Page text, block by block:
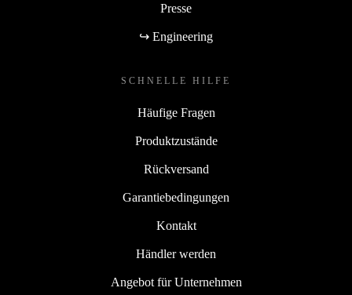
Presse
↪ Engineering
SCHNELLE HILFE
Häufige Fragen
Produktzustände
Rückversand
Garantiebedingungen
Kontakt
Händler werden
Angebot für Unternehmen